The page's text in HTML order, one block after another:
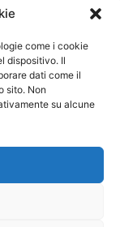
come i cookie
dispositivo. Il
dati come il
sito. Non
su alcune
bene
per poter
che il
scritta e
del
Imposta